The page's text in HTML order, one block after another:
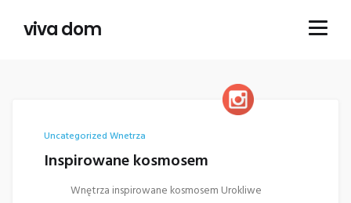
viva dom
Uncategorized Wnetrza
Inspirowane kosmosem
Wnętrza inspirowane kosmosem Urokliwe